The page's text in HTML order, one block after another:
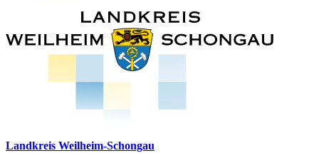
Landkreis Weilheim-Schongau